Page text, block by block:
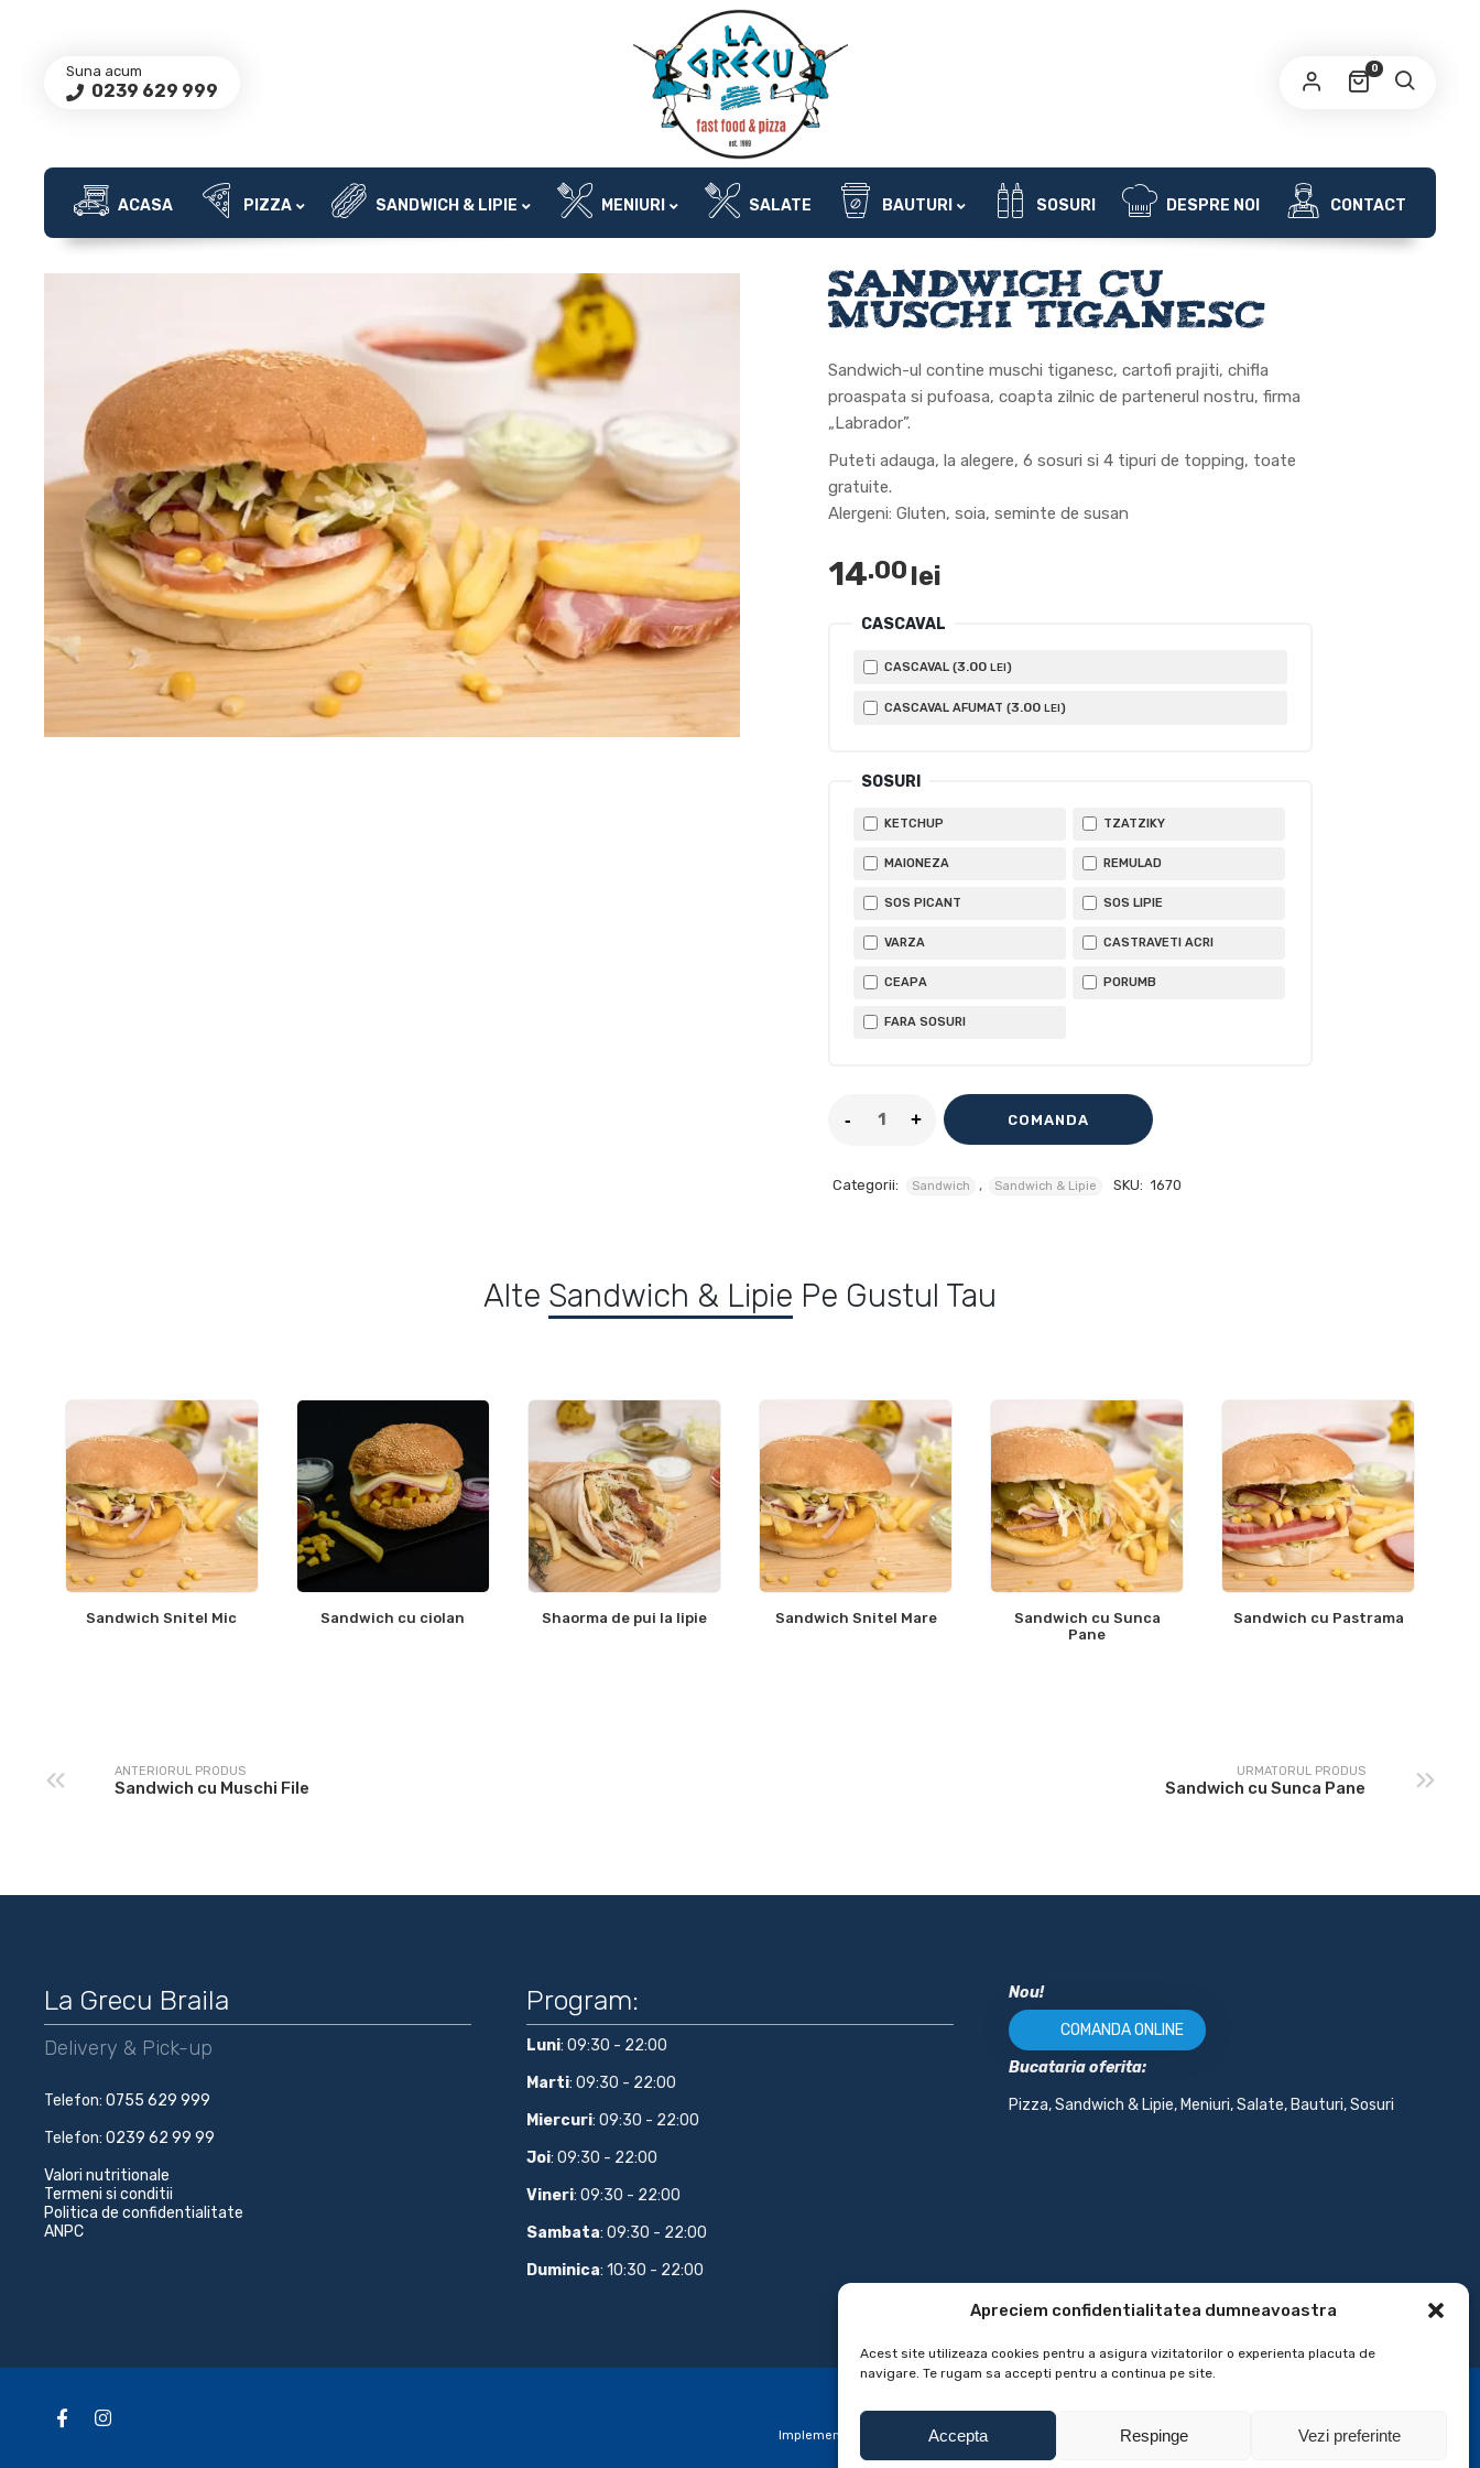
Apreciem confidentialitatea dumneavoastra
Acest site utilizeaza cookies pentru a asigura vizitatorilor o experienta placuta de
navigare. Te rugam sa accepti pentru a continua pe site.
Accepta Respinge Vezi preferinte
Suna acum
0239 629 999
0
OBLIGATORIU
ȚINE-MĂ MINTE
Ai uitat parola?
Va fi trimisă o legătură la adresa ta de email pentru
Datele dvs. personale vor fi folosite pentru a va sprijini
experiența pe acest site web, pentru a gestiona accesul la
contul dvs. si pentru alte scopuri descrise in
politică de
confidențialitate.
ÎNREGISTRARE
ACASA PIZZA SANDWICH & LIPIE MENIURI SALATE BAUTURI SOSURI DESPRE NOI CONTACT
PRIMA PAGINĂ
Sandwich cu
Muschi Tiganesc
Sandwich-ul contine muschi tiganesc, cartofi prajiti, chifla
proaspata si pufoasa, coapta zilnic de partenerul nostru, firma
„Labrador”.
Puteti adauga, la alegere, 6 sosuri si 4 tipuri de topping, toate
gratuite.
Alergeni: Gluten, soia, seminte de susan
14.00lei
CASCAVAL
CASCAVAL (3.00 LEI)
CASCAVAL AFUMAT (3.00 LEI)
SOSURI
KETCHUP TZATZIKY
MAIONEZA REMULAD
SOS PICANT SOS LIPIE
VARZA CASTRAVETI ACRI
CEAPA PORUMB
FARA SOSURI
COMANDA
Categorii: Sandwich , Sandwich & Lipie SKU: 1670
Alte Sandwich & Lipie Pe Gustul Tau
Sandwich Snitel Mic Sandwich cu ciolan Shaorma de pui la lipie Sandwich Snitel Mare
Sandwich cu Sunca
Pane
Sandwich cu Pastrama
ANTERIORUL PRODUS
Sandwich cu Muschi File
URMATORUL PRODUS
Sandwich cu Sunca Pane
La Grecu Braila
Delivery & Pick-up
Telefon: 0755 629 999
Telefon: 0239 62 99 99
Valori nutritionale
Termeni si conditii
Politica de confidentialitate
ANPC
Program:
Luni: 09:30 - 22:00
Marti: 09:30 - 22:00
Miercuri: 09:30 - 22:00
Joi: 09:30 - 22:00
Vineri: 09:30 - 22:00
Sambata: 09:30 - 22:00
Duminica: 10:30 - 22:00
Nou!
COMANDA ONLINE
Bucataria oferita:
Pizza, Sandwich & Lipie, Meniuri, Salate, Bauturi, Sosuri
Implementare si solutie completa livrari la domiciliu Startup Delivery
SEO10 - Agency | Web Studio |